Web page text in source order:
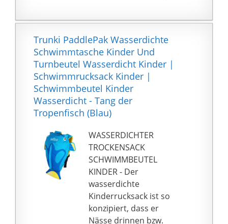
gepäcktasche befindet
sich eine verbesserte
wasserdichte PVC-
tasche, mit der sie
trockene und nasse
gegenstände trennen
können. Die weekend
bag hat auch mehrere
taschen, die es Ihnen
ermöglichen,
gegenstände zu
klassifizieren und zu
platzieren. In der
vorderen
reißverschlusstasche
können tablets, einen
einfachen zugriff
Trunki PaddlePak Wasserdichte
Schwimmtasche Kinder Und
Turnbeutel Wasserdicht Kinder |
Schwimmrucksack Kinder |
Schwimmbeutel Kinder
Wasserdicht - Tang der
Tropenfisch (Blau)
WASSERDICHTER
TROCKENSACK
SCHWIMMBEUTEL
KINDER - Der
wasserdichte
Kinderrucksack ist so
konzipiert, dass er
Nässe drinnen bzw.